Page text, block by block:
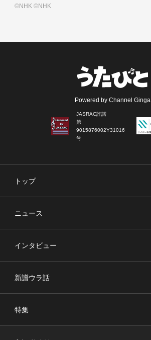
©NHK©NHK
Powered by Channel Ginga
JASRAC許諾
第
9015876002Y31016
号
トップ
ニュース
インタビュー
新譜ウラ話
特集